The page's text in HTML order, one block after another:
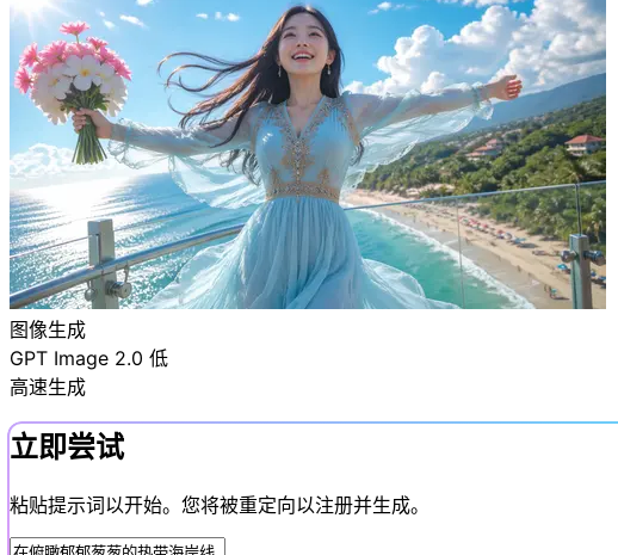
图像生成
GPT Image 2.0 低
高速生成
立即尝试
粘贴提示词以开始。您将被重定向以注册并生成。